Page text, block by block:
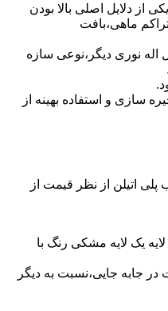
از دلایل اصلی بالا بودن
ماهی،بافت
نوری دیگر،نوعی سازه
و استفاده بهینه از
اتیلن از نظر قیمت از
یک لایه مشکی رنگ با
جابه جایی،نسبت به دیگر